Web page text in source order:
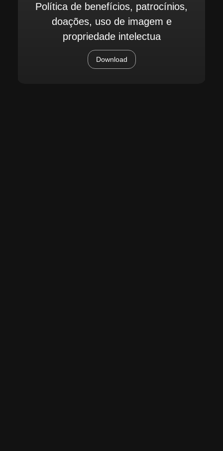
Política de benefícios, patrocínios,
doações, uso de imagem e
propriedade intelectua
Download